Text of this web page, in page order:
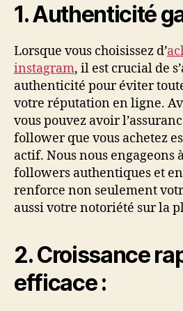
1. Authenticité
Lorsque vous choisissez d’
instagram, il est crucial de
authenticité pour éviter
votre réputation en ligne.
vous pouvez avoir
follower que vous achetez
actif. Nous nous engageons
followers authentiques et
renforce non seulement
aussi votre notoriété sur la
2. Croissance
efficace :